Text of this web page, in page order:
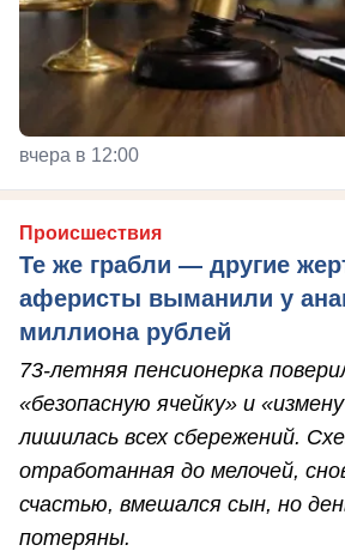
вчера в 12:00
Происшествия
Те же грабли — другие
аферисты выманили у
миллиона рублей
73-летняя пенсионерка
«безопасную ячейку» и
лишилась всех сбережений.
отработанная до мелочей,
счастью, вмешался сын, но
потеряны.